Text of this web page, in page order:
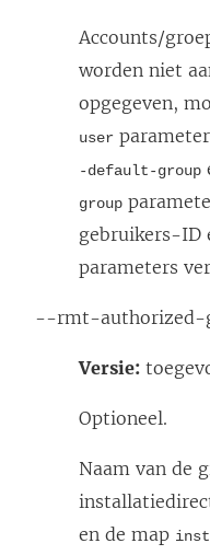
Accounts/
worden niet
opgegeven,
user
-default-group
group
gebruikers-ID
parameters
--rmt-authorized-
Versie:
Optioneel.
Naam van de
en de map